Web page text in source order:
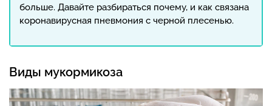
больше. Давайте разбираться почему, и как связана
коронавирусная пневмония с черной плесенью.
Виды мукормикоза